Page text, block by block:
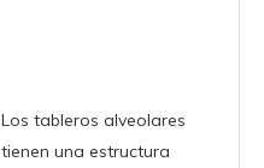
Los tableros alveolares
tienen una estructura